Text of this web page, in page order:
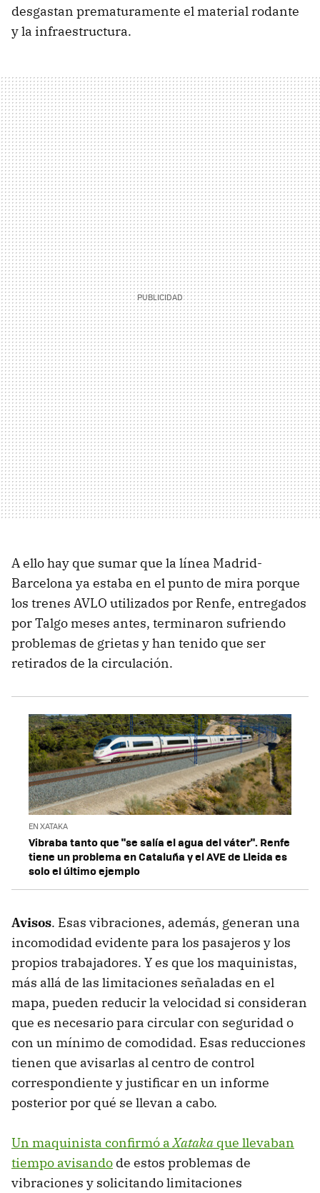
desgastan prematuramente el material rodante
y la infraestructura.
A ello hay que sumar que la línea Madrid-
Barcelona ya estaba en el punto de mira porque
los trenes AVLO utilizados por Renfe, entregados
por Talgo meses antes, terminaron sufriendo
problemas de grietas y han tenido que ser
retirados de la circulación.
EN XATAKA
Vibraba tanto que "se salía el agua del váter". Renfe
tiene un problema en Cataluña y el AVE de Lleida es
solo el último ejemplo
Avisos. Esas vibraciones, además, generan una
incomodidad evidente para los pasajeros y los
propios trabajadores. Y es que los maquinistas,
más allá de las limitaciones señaladas en el
mapa, pueden reducir la velocidad si consideran
que es necesario para circular con seguridad o
con un mínimo de comodidad. Esas reducciones
tienen que avisarlas al centro de control
correspondiente y justificar en un informe
posterior por qué se llevan a cabo.
Un maquinista confirmó a Xataka que llevaban
tiempo avisando de estos problemas de
vibraciones y solicitando limitaciones